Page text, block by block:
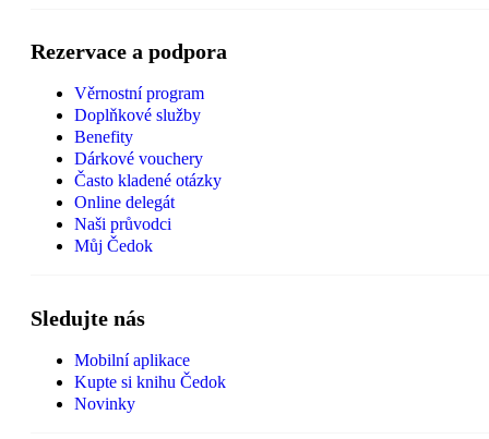
Rezervace a podpora
Věrnostní program
Doplňkové služby
Benefity
Dárkové vouchery
Často kladené otázky
Online delegát
Naši průvodci
Můj Čedok
Sledujte nás
Mobilní aplikace
Kupte si knihu Čedok
Novinky